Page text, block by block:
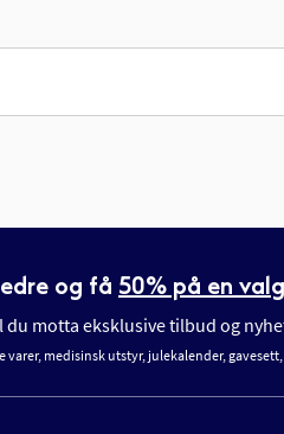
og få 50% på en
du motta eksklusive tilbud og
varer, medisinsk utstyr, julekalender,